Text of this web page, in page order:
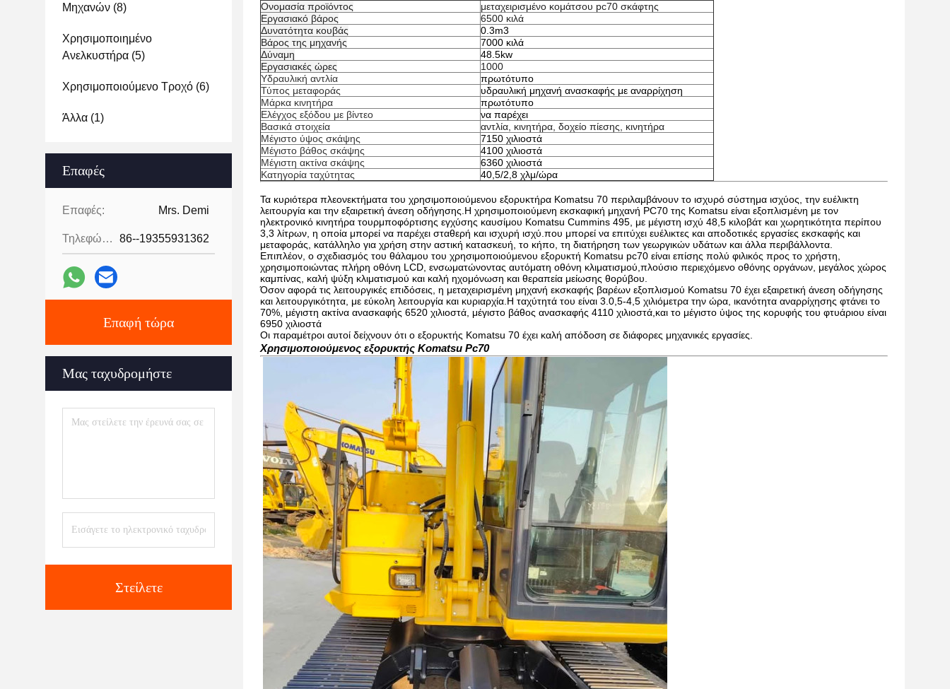
Μηχανών (8)
Χρησιμοποιημένο
Ανελκυστήρα (5)
Χρησιμοποιούμενο Τροχό (6)
Άλλα (1)
Επαφές
Επαφές: Mrs. Demi
Τηλεφώνημα: 86--19355931362
Επαφή τώρα
Μας ταχυδρομήστε
Στείλετε
Ονομασία προϊόντος
μεταχειρισμένο κομάτσου pc70 σκάφτης
Εργασιακό βάρος
6500 κιλά
Δυνατότητα κουβάς
0.3m3
Βάρος της μηχανής
7000 κιλά
Δύναμη
48.5kw
Εργασιακές ώρες
1000
Υδραυλική αντλία
πρωτότυπο
Τύπος μεταφοράς
υδραυλική μηχανή ανασκαφής με αναρρίχηση
Μάρκα κινητήρα
πρωτότυπο
Ελέγχος εξόδου με βίντεο
να παρέχει
Βασικά στοιχεία
αντλία, κινητήρα, δοχείο πίεσης, κινητήρα
Μέγιστο ύψος σκάψης
7150 χιλιοστά
Μέγιστο βάθος σκάψης
4100 χιλιοστά
Μέγιστη ακτίνα σκάψης
6360 χιλιοστά
Κατηγορία ταχύτητας
40,5/2,8 χλμ/ώρα
Τα κυριότερα πλεονεκτήματα του χρησιμοποιούμενου εξορυκτήρα Komatsu 70 περιλαμβάνουν το ισχυρό σύστημα ισχύος, την ευέλικτη
λειτουργία και την εξαιρετική άνεση οδήγησης.Η χρησιμοποιούμενη εκσκαφική μηχανή PC70 της Komatsu είναι εξοπλισμένη με τον
ηλεκτρονικό κινητήρα τουρμποφόρτισης εγχύσης καυσίμου Komatsu Cummins 495, με μέγιστη ισχύ 48,5 κιλοβάτ και χωρητικότητα περίπου
3,3 λίτρων, η οποία μπορεί να παρέχει σταθερή και ισχυρή ισχύ.που μπορεί να επιτύχει ευέλικτες και αποδοτικές εργασίες εκσκαφής και
μεταφοράς, κατάλληλο για χρήση στην αστική κατασκευή, το κήπο, τη διατήρηση των γεωργικών υδάτων και άλλα περιβάλλοντα.
Επιπλέον, ο σχεδιασμός του θάλαμου του χρησιμοποιούμενου εξορυκτή Komatsu pc70 είναι επίσης πολύ φιλικός προς το χρήστη,
χρησιμοποιώντας πλήρη οθόνη LCD, ενσωματώνοντας αυτόματη οθόνη κλιματισμού,πλούσιο περιεχόμενο οθόνης οργάνων, μεγάλος χώρος
καμπίνας, καλή ψύξη κλιματισμού και καλή ηχομόνωση και θεραπεία μείωσης θορύβου.
Όσον αφορά τις λειτουργικές επιδόσεις, η μεταχειρισμένη μηχανή εκσκαφής βαρέων εξοπλισμού Komatsu 70 έχει εξαιρετική άνεση οδήγησης
και λειτουργικότητα, με εύκολη λειτουργία και κυριαρχία.Η ταχύτητά του είναι 3.0,5-4,5 χιλιόμετρα την ώρα, ικανότητα αναρρίχησης φτάνει το
70%, μέγιστη ακτίνα ανασκαφής 6520 χιλιοστά, μέγιστο βάθος ανασκαφής 4110 χιλιοστά,και το μέγιστο ύψος της κορυφής του φτυάριου είναι
6950 χιλιοστά
Οι παραμέτροι αυτοί δείχνουν ότι ο εξορυκτής Komatsu 70 έχει καλή απόδοση σε διάφορες μηχανικές εργασίες.
Χρησιμοποιούμενος εξορυκτής Komatsu Pc70